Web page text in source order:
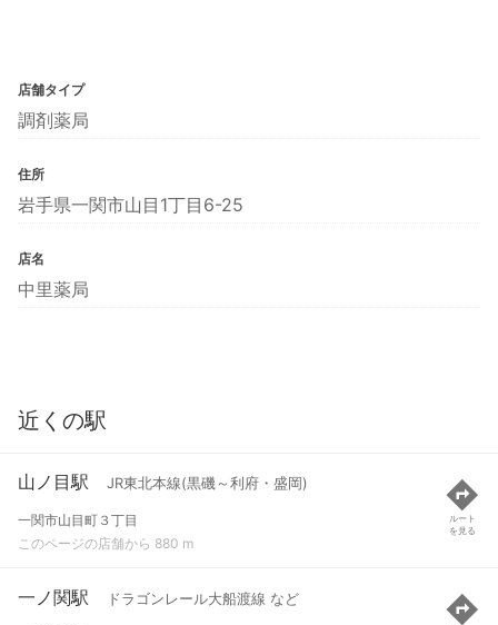
店舗タイプ
調剤薬局
住所
岩手県一関市山目1丁目6-25
店名
中里薬局
近くの駅
山ノ目駅 JR東北本線(黒磯～利府・盛岡)
一関市山目町３丁目
このページの店舗から 880 m
ルート
を見る
一ノ関駅 ドラゴンレール大船渡線 など